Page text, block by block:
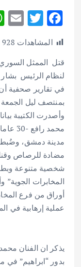
F
ac
e
b
o
o
k
T
w
it
te
r
ai
l
المشاهدات 928
قتل الممثل
لنظام الرئيس
في تقارير صحفية
بمنتصف ليل
وأصدرت الكتيبة
محمد
مدينة دمشق، وضُبط
مضادة للرصاص
شخصية متنوعة
المخابرات الجوية”
أوراق من فرع
عملية إرهابية في
يذكر ان الفنان
بدور “ابراهيم”